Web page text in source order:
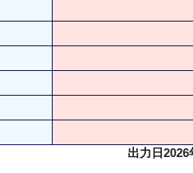
出力日2026